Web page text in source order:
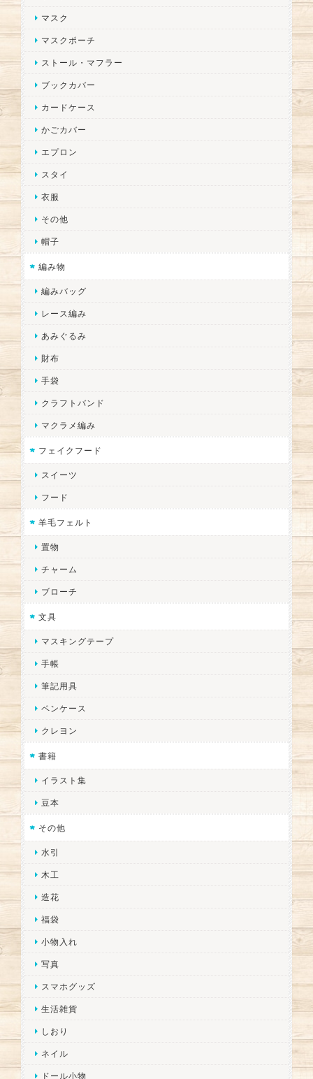
マスク
マスクポーチ
ストール・マフラー
ブックカバー
カードケース
かごカバー
エプロン
スタイ
衣服
その他
帽子
編み物
編みバッグ
レース編み
あみぐるみ
財布
手袋
クラフトバンド
マクラメ編み
フェイクフード
スイーツ
フード
羊毛フェルト
置物
チャーム
ブローチ
文具
マスキングテープ
手帳
筆記用具
ペンケース
クレヨン
書籍
イラスト集
豆本
その他
水引
木工
造花
福袋
小物入れ
写真
スマホグッズ
生活雑貨
しおり
ネイル
ドール小物